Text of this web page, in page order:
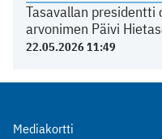
Tasavallan
arvonimen Päivi
22.05.2026 11:49
Mediakortti